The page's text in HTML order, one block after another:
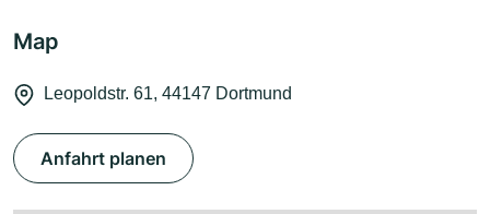
Map
Leopoldstr. 61, 44147 Dortmund
Anfahrt planen